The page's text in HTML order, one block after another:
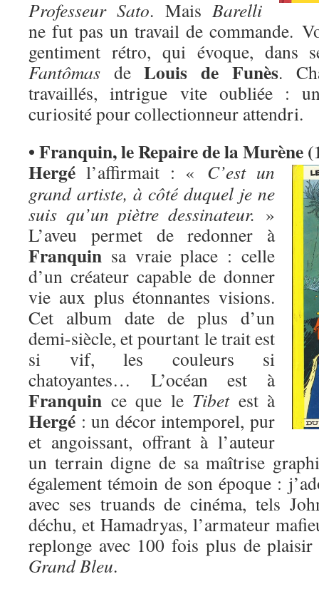
Professeur Sato. MaisBarelli
ne fut pas un travail de commande.
gentiment rétro, qui évoque, dans
Fantômas deLouis de Funès.
travaillés, intrigue vite oubliée :
curiosité pour collectionneur attendri.
• Franquin, le Repaire de la Murène
Hergé l’affirmait : « C’est un
grand artiste, à côté duquel je ne
suis qu’un piètre dessinateur. »
L’aveu permet de redonner à
Franquin sa vraie place : celle
d’un créateur capable de donner
vie aux plus étonnantes visions.
Cet album date de plus d’un
demi-siècle, et pourtant le trait est
si vif, les couleurs si
chatoyantes… L’océan est à
Franquin ce que le Tibetest à
Hergé : un décor intemporel, pur
et angoissant, offrant à l’auteur
un terrain digne de sa maîtrise
également témoin de son époque :
avec ses truands de cinéma, tels
déchu, et Hamadryas, l’armateur
replonge avec 100 fois plus de
Grand Bleu.